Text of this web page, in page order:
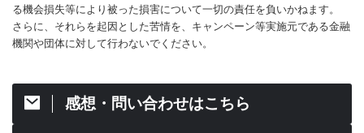
る機会損失等により被った損害について一切の責任を負いかねます。
さらに、それらを起因とした苦情を、キャンペーン等実施元である金融
機関や団体に対して行わないでください。
感想・問い合わせはこちら